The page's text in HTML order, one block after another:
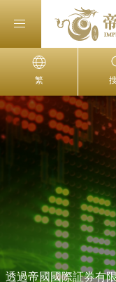
繁
透過帝國國際証券有